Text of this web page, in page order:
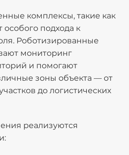
комплексы, такие как
подхода к
Роботизированные
мониторинг
и помогают
зоны объекта — от
до логистических
реализуются